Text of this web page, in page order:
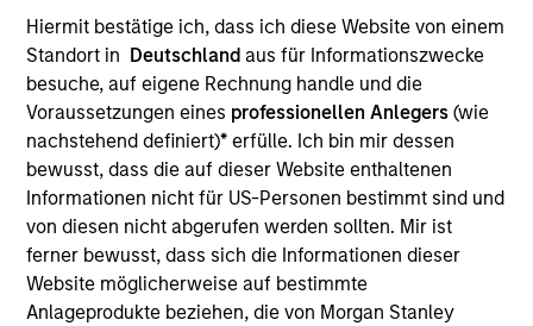
Hiermit bestätige ich, dass ich diese Website von einem
Standort in Deutschland aus für Informationszwecke
besuche, auf eigene Rechnung handle und die
Voraussetzungen eines professionellen Anlegers(wie
nachstehend definiert)* erfülle. Ich bin mir dessen
bewusst, dass die auf dieser Website enthaltenen
Informationen nicht für US-Personen bestimmt sind und
von diesen nicht abgerufen werden sollten. Mir ist
ferner bewusst, dass sich die Informationen dieser
Website möglicherweise auf bestimmte
Anlageprodukte beziehen, die von Morgan Stanley
Invested on
Mar 2004
Transaction Type
Growth Carve-out
Realization Date
Jan 2014
Plateau Systems is an enterprise learning management